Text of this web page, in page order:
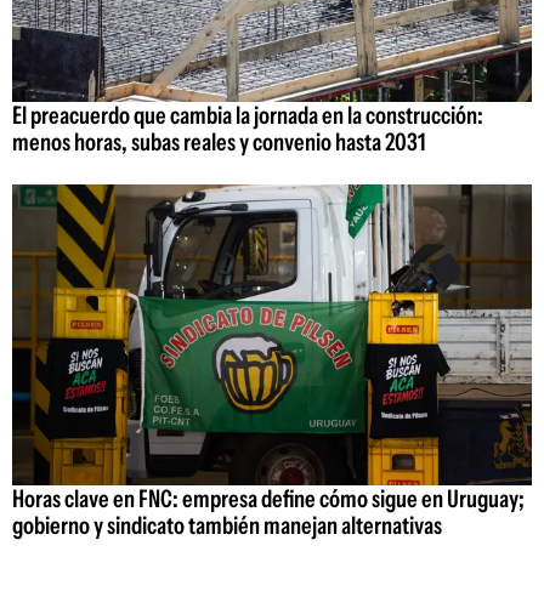
El preacuerdo que cambia la jornada en la construcción:
menos horas, subas reales y convenio hasta 2031
Horas clave en FNC: empresa define cómo sigue en Uruguay;
gobierno y sindicato también manejan alternativas